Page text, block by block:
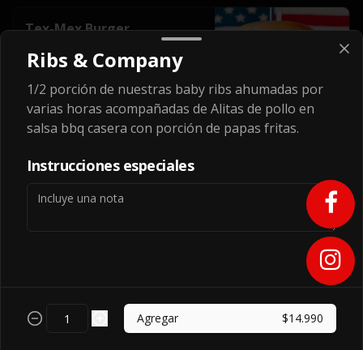
Tex-Mex Burger
(375gr), con Lechuga, jalapeños extra
picantes, pepinillos, ají verde, tocino
ahumado americano, tomate, palta y
todo bañado en la salsa más picante
del continente.
$11.500
Big Tom
Doble hamburguesa 100% carne
(250gr), un queso mozzarella en panco
The Cheese Bomb
Triple hamburguesa 100% carne
Ribs & Company
1/2 porción de nuestras baby ribs ahumadas por
varias horas acompañadas de Alitas de pollo en
salsa bbq casera con porción de papas fritas.
Instrucciones especiales
Agregar $14.990